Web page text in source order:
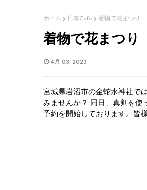
ホーム 日本Cafe 着物で花まつり
着物で花まつ
4月 03, 2023
宮城県岩沼市の金蛇水神社で
みませんか？ 同日、真剣を使
予約を開始しております。皆